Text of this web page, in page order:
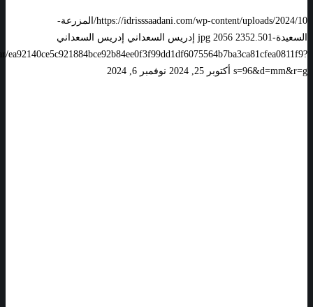
https://idrisssaadani.com/wp-content/uploads/2024/10/المزرعة-
السعيدة-501.jpg
2056 2352 إدريس السعداني إدريس السعداني
ea92140ce5c921884bce92b84ee0f3f99dd1df6075564b7ba3ca81cfea0811f9?
s=96&d=mm&r=g أكتوبر 25, 2024 نوفمبر 6, 2024